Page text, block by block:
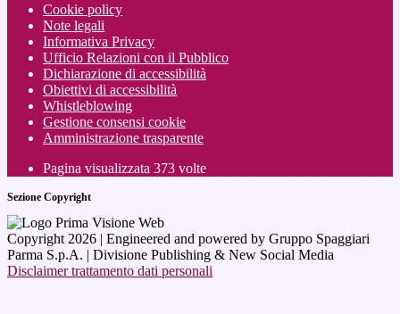
Cookie policy
Note legali
Informativa Privacy
Ufficio Relazioni con il Pubblico
Dichiarazione di accessibilità
Obiettivi di accessibilità
Whistleblowing
Gestione consensi cookie
Amministrazione trasparente
Pagina visualizzata 373 volte
Sezione Copyright
Copyright 2026 | Engineered and powered by Gruppo Spaggiari
Parma S.p.A. | Divisione Publishing & New Social Media
Disclaimer trattamento dati personali